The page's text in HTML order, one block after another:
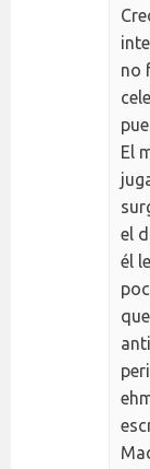
no
El
el
él